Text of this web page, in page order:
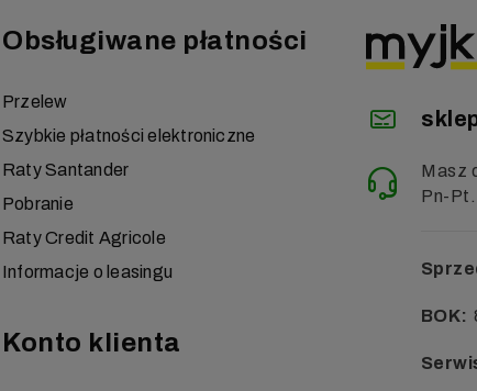
Obsługiwane płatności
Przelew
Szybkie płatności elektroniczne
Raty Santander
Pobranie
Raty Credit Agricole
Informacje o leasingu
Konto klienta
Masz
Pn-
BOK: